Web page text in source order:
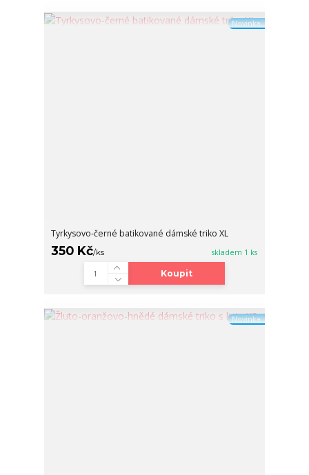
Novinka
Tyrkysovo-černé batikované dámské triko XL
350 Kč/ks skladem 1 ks
Koupit
Novinka